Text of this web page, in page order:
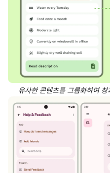
유사한 콘텐츠를 그룹화하여